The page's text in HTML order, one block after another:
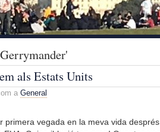
als Estats Units
a General
primera vegada en la meva vida